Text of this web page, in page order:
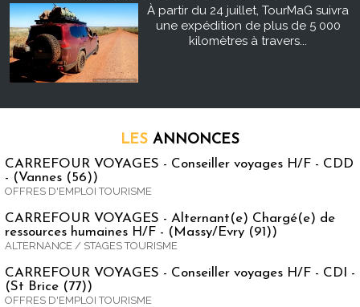
À partir du 24 juillet, TourMaG suivra
une expédition de plus de 5 000
kilomètres à travers...
LES ANNONCES
CARREFOUR VOYAGES - Conseiller voyages H/F - CDD
- (Vannes (56))
OFFRES D'EMPLOI TOURISME
CARREFOUR VOYAGES - Alternant(e) Chargé(e) de
ressources humaines H/F - (Massy/Evry (91))
ALTERNANCE / STAGES TOURISME
CARREFOUR VOYAGES - Conseiller voyages H/F - CDI -
(St Brice (77))
OFFRES D'EMPLOI TOURISME